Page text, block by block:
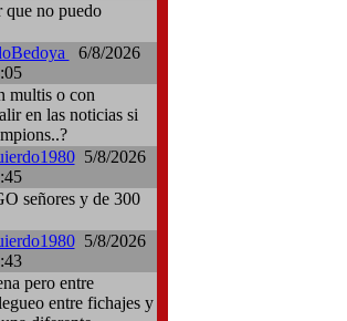
que no puedo
6/8/2026
multis o con
en las noticias si
5/8/2026
señores y de 300
5/8/2026
pero entre
entre fichajes y